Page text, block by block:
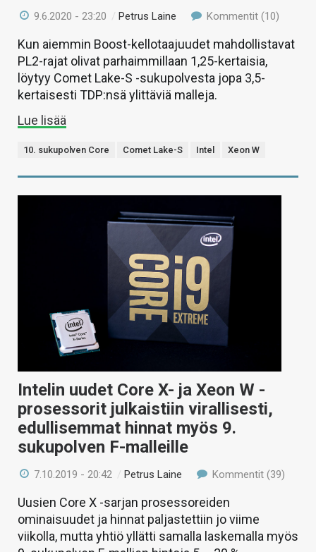
9.6.2020 - 23:20 / Petrus Laine Kommentit (10)
Kun aiemmin Boost-kellotaajuudet mahdollistavat
PL2-rajat olivat parhaimmillaan 1,25-kertaisia,
löytyy Comet Lake-S -sukupolvesta jopa 3,5-
kertaisesti TDP:nsä ylittäviä malleja.
Lue lisää
10. sukupolven Core Comet Lake-S Intel Xeon W
Intelin uudet Core X- ja Xeon W -
prosessorit julkaistiin virallisesti,
edullisemmat hinnat myös 9.
sukupolven F-malleille
7.10.2019 - 20:42 /Petrus Laine Kommentit (39)
Uusien Core X -sarjan prosessoreiden
ominaisuudet ja hinnat paljastettiin jo viime
viikolla, mutta yhtiö yllätti samalla laskemalla myös